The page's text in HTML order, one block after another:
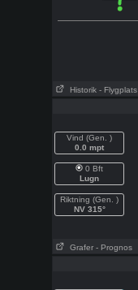
Historik - Flygplats
Vind (Gen. )
0.0 mpt
0 Bft
Lugn
Riktning (Gen. )
NV 315°
Grafer - Prognos